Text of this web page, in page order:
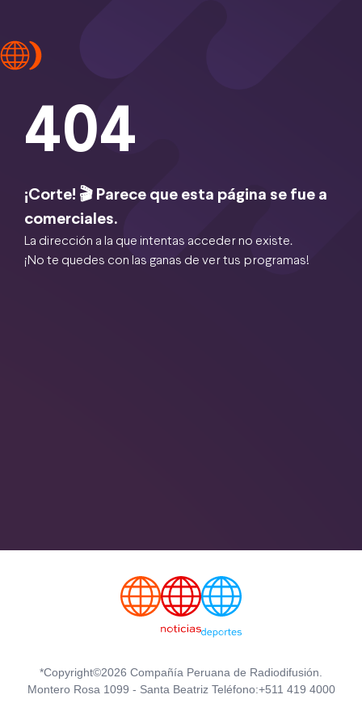
404
¡Corte! 🎬 Parece que esta página se fue a
comerciales.
La dirección a la que intentas acceder no existe.
¡No te quedes con las ganas de ver tus programas!
*Copyright©2026 Compañía Peruana de Radiodifusión.
Montero Rosa 1099 - Santa Beatriz Teléfono:+511 419 4000